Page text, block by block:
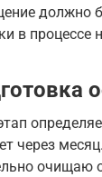
должно
в процессе
через
очищаю